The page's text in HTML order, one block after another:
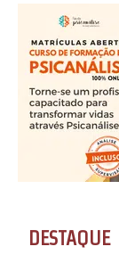
DESTAQUE